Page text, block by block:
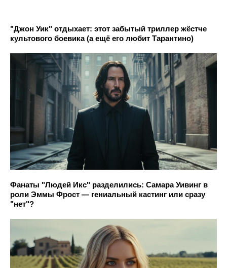
"Джон Уик" отдыхает: этот забытый триллер жёстче
культового боевика (а ещё его любит Тарантино)
Фанаты "Людей Икс" разделились: Самара Уивинг в
роли Эммы Фрост — гениальный кастинг или сразу
"нет"?